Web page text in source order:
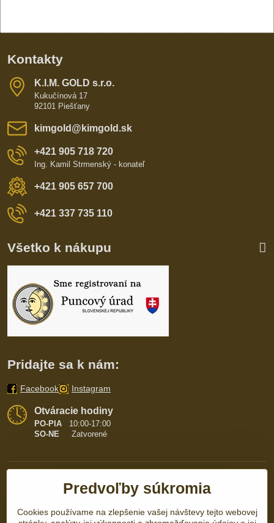
Kontakty
K​​.I​​.M​​. GOLD s​​.r​​.o​​.
Kukučínová 17
92101 Piešťany
kimgold​@kimgold​.sk
+421 905 718 720
Ing. Kamil Strmenský - konateľ
+421 905 657 700
+421 337 735 110
Všetko k nákupu
Pridajte sa k nám:
Facebook Instagram
Otváracie hodiny
PO-PIA
10:00-17:00
SO-NE Zatvorené
Predvoľby súkromia
Cookies používame na zlepšenie vašej návštevy tejto webovej